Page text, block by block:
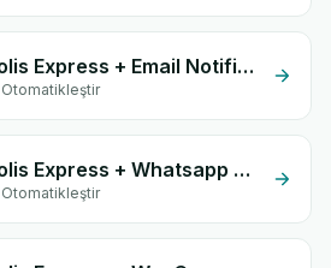
Mes Colis Express + Email Notifications by eGrow
Otomatikleştir
Mes Colis Express + Whatsapp API
Otomatikleştir